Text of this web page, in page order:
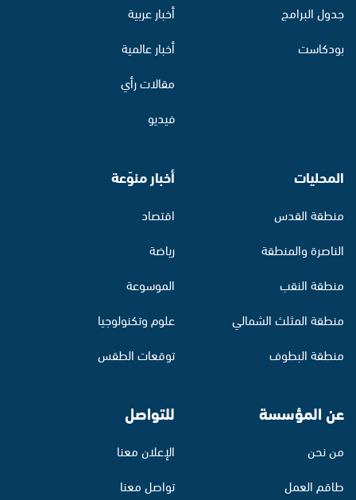
جدول البرامج
بودكاست
أخبار عربية
أخبار عالمية
مقالات رأي
فيديو
المحليات
منطقة القدس
الناصرة والمنطقة
منطقة النقب
منطقة المثلث الشمالي
منطقة البطوف
أخبار منوّعة
اقتصاد
رياضة
الموسوعة
علوم وتكنولوجيا
توقعات الطقس
عن المؤسسة
من نحن
طاقم العمل
للتواصل
الإعلان معنا
تواصل معنا